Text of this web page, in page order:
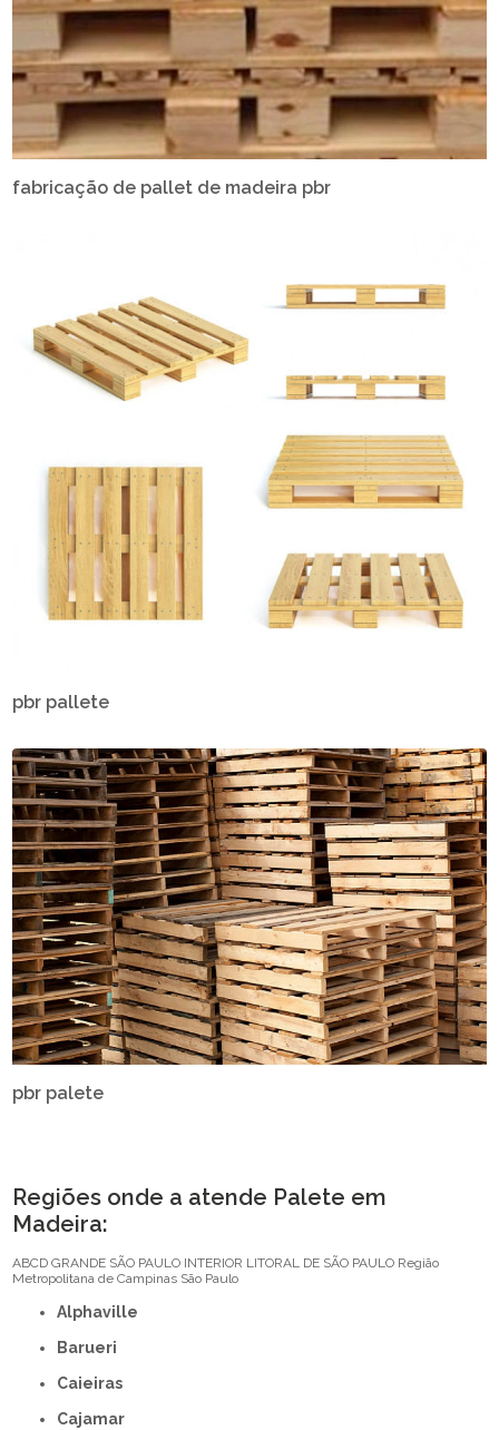
fabricação de pallet de madeira pbr
pbr pallete
pbr palete
Regiões onde a atende Palete em
Madeira:
ABCD GRANDE SÃO PAULO INTERIOR LITORAL DE SÃO PAULO Região
Metropolitana de Campinas São Paulo
Alphaville
Barueri
Caieiras
Cajamar